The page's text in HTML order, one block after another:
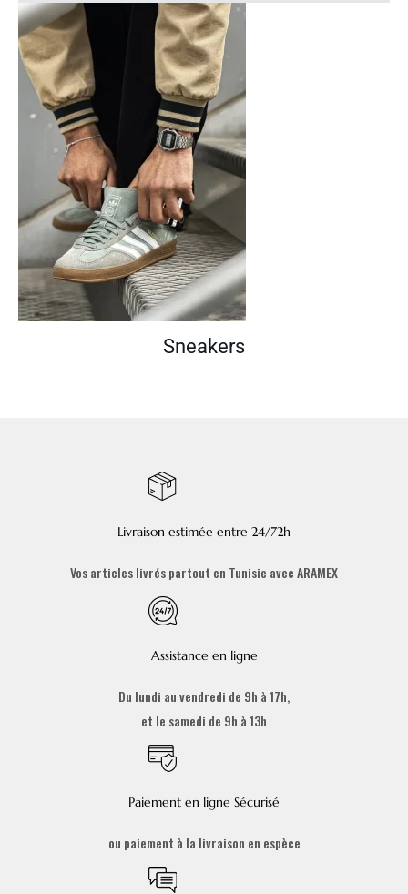
Sneakers
Livraison estimée entre 24/72h
Vos articles livrés partout en Tunisie avec ARAMEX
Assistance en ligne
Du lundi au vendredi de 9h à 17h,
et le samedi de 9h à 13h
Paiement en ligne Sécurisé
ou paiement à la livraison en espèce